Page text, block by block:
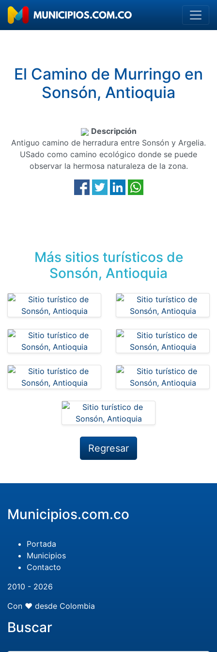
El Camino de Murringo en
Sonsón, Antioquia
Descripción
Antiguo camino de herradura entre Sonsón y Argelia.
USado como camino ecológico donde se puede
observar la hermosa naturaleza de la zona.
Más sitios turísticos de
Sonsón, Antioquia
Regresar
Municipios.com.co
Portada
Municipios
Contacto
2010 - 2026
Con ❤️ desde Colombia
Buscar